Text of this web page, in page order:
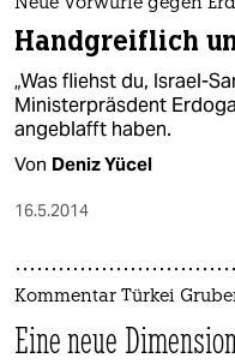
Neue Vorwürfe gegen
Handgreiflich
„Was fliehst du, Israel-
Ministerpräsdent
angeblafft haben.
Von Deniz Yücel
16.5.2014
Kommentar Türkei
Eine neue